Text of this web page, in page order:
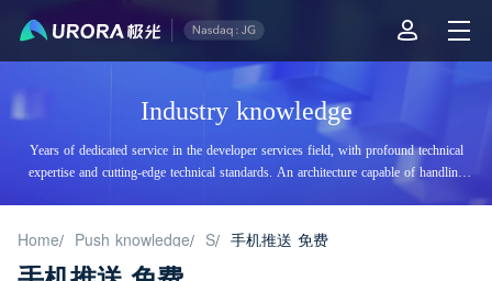
Industry knowledge
Years of dedicated service in the developer services field, with profound technical
expertise and cutting-edge technical standards. An architecture capable of handling
tens of billions of daily visits, supporting billions of high-concurrency accesses.
Home/ Push knowledge/ S/ 手机推送 免费